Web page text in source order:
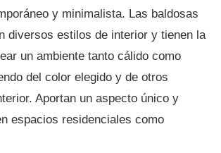
y minimalista. Las baldosas
diversos estilos de interior y tienen la
un ambiente tanto cálido como
del color elegido y de otros
Aportan un aspecto único y
espacios residenciales como